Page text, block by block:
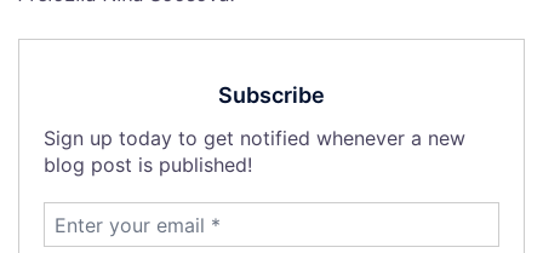
Subscribe
Sign up today to get notified whenever a new
blog post is published!